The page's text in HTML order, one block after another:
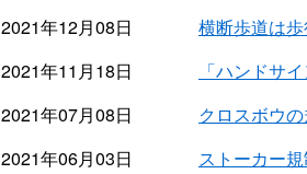
2021年12月08日
横断歩道は
2021年11月18日
「ハンドサ
2021年07月08日
クロスボウ
2021年06月03日
ストーカー